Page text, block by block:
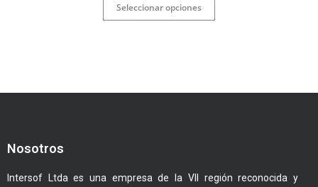
Seleccionar opciones
Nosotros
Intersof Ltda es una empresa de la VII región reconocida y